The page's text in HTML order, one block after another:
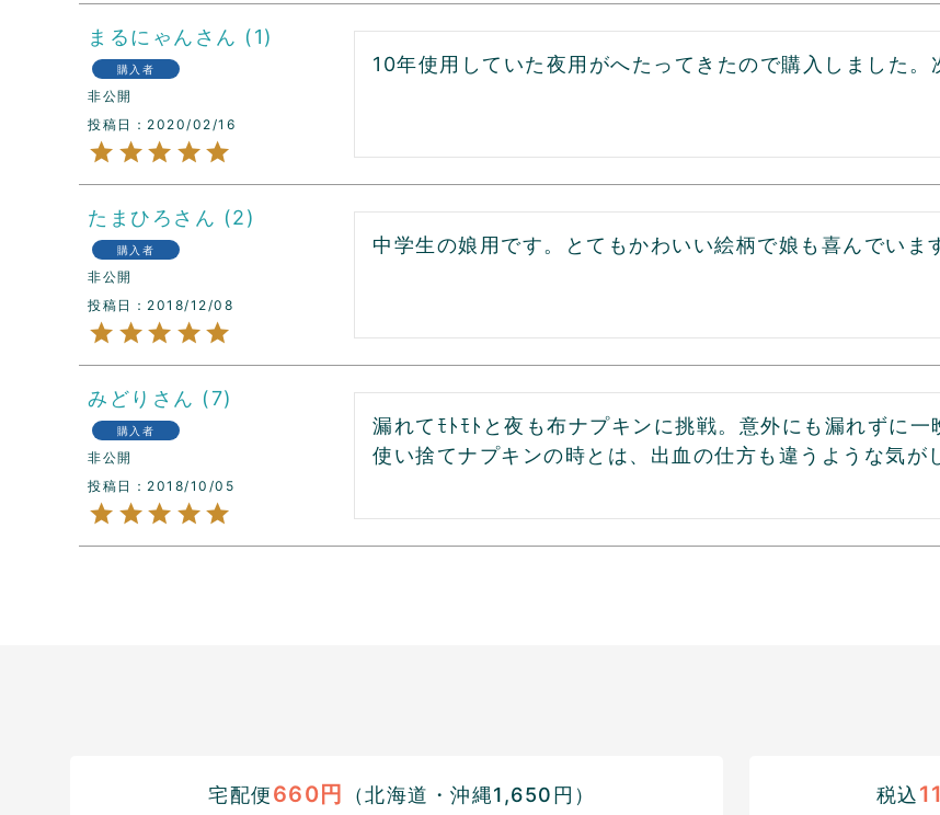
まるにゃん 1
購入者
非公開
投稿日
2020/02/16
10年使用していた夜用がへたってきたので購入しました。
たまひろ 2
購入者
非公開
投稿日
2018/12/08
中学生の娘用です。とてもかわいい絵柄で娘も喜んでいま
みどり 7
購入者
非公開
投稿日
2018/10/05
漏れてﾓﾄﾓﾄと夜も布ナプキンに挑戦。意外にも漏れずに一
使い捨てナプキンの時とは、出血の仕方も違うような気が
宅配便660円
（北海道・沖縄1,650円）
税込